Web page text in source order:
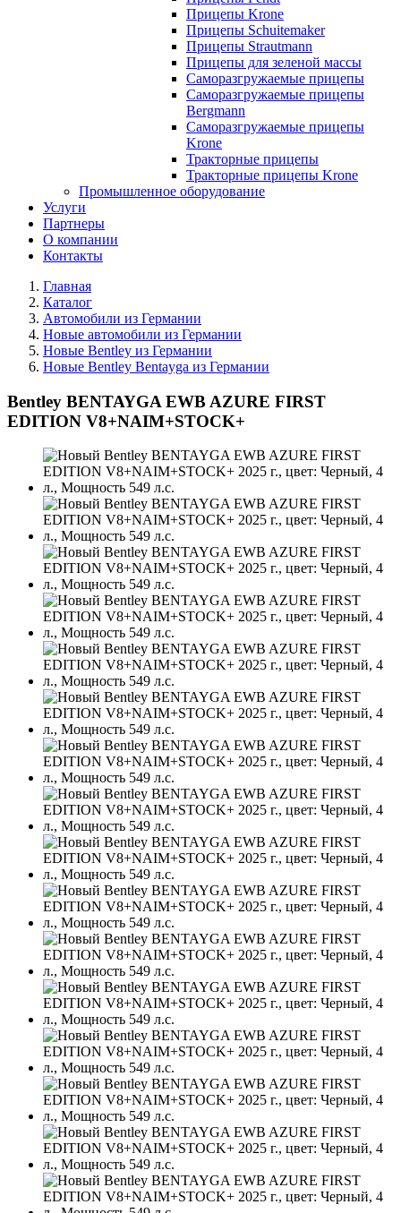
Прицепы Krone
Прицепы Schuitemaker
Прицепы Strautmann
Прицепы для зеленой массы
Саморазгружаемые прицепы
Саморазгружаемые прицепы
Bergmann
Саморазгружаемые прицепы
Krone
Тракторные прицепы
Тракторные прицепы Krone
Промышленное оборудование
Услуги
Партнеры
О компании
Контакты
Главная
Каталог
Автомобили из Германии
Новые автомобили из Германии
Новые Bentley из Германии
Новые Bentley Bentayga из Германии
Bentley BENTAYGA EWB AZURE FIRST
EDITION V8+NAIM+STOCK+